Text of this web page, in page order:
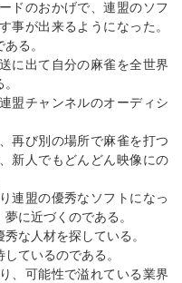
ドのおかげで、連盟のソフ
事が出来るようになった。
る。
に出て自分の麻雀を全世界
盟チャンネルのオーディシ
再び別の場所で麻雀を打つ
新人でもどんどん映像にの
連盟の優秀なソフトになっ
に近づくのである。
な人材を探している。
ているのである。
、可能性で溢れている業界